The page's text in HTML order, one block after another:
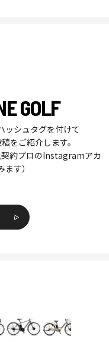
GOLF
ッシュタグを付けて
をご紹介します。
約プロのInstagramアカ
す）